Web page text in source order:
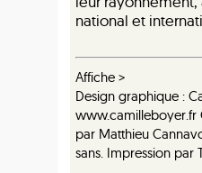
national et
Affiche >
Design graphique :
www.camilleboyer.fr
par Matthieu
sans. Impression par